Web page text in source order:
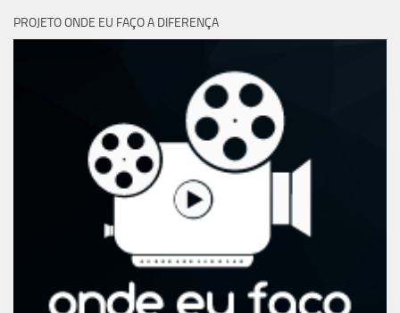
PROJETO ONDE EU FAÇO A DIFERENÇA